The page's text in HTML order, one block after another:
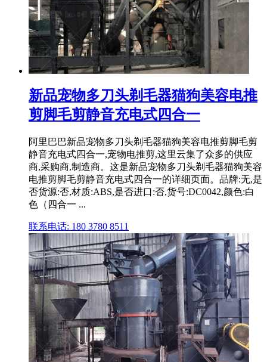
新品宠物多刀头剃毛器猫狗美容电推
剪脚毛剪静音充电式四合一
阿里巴巴新品宠物多刀头剃毛器猫狗美容电推剪脚毛剪
静音充电式四合一,宠物电推剪,这里云集了众多的供应
商,采购商,制造商。这是新品宠物多刀头剃毛器猫狗美容
电推剪脚毛剪静音充电式四合一的详细页面。品牌:无,是
否货源:否,材质:ABS,是否进口:否,货号:DC0042,颜色:白
色（四合一 ...
联系电话: 180 3780 8511